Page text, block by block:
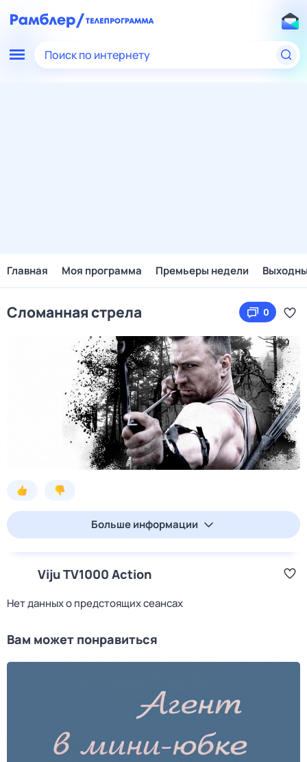
Поиск по интернету
Главная Моя программа Премьеры недели
Сломанная стрела 0
Больше информации
Viju TV1000 Action
Нет данных о предстоящих сеансах
Вам может понравиться